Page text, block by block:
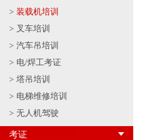
> 装载机培训
> 叉车培训
> 汽车吊培训
> 电/焊工考证
> 塔吊培训
> 电梯维修培训
> 无人机驾驶
考证